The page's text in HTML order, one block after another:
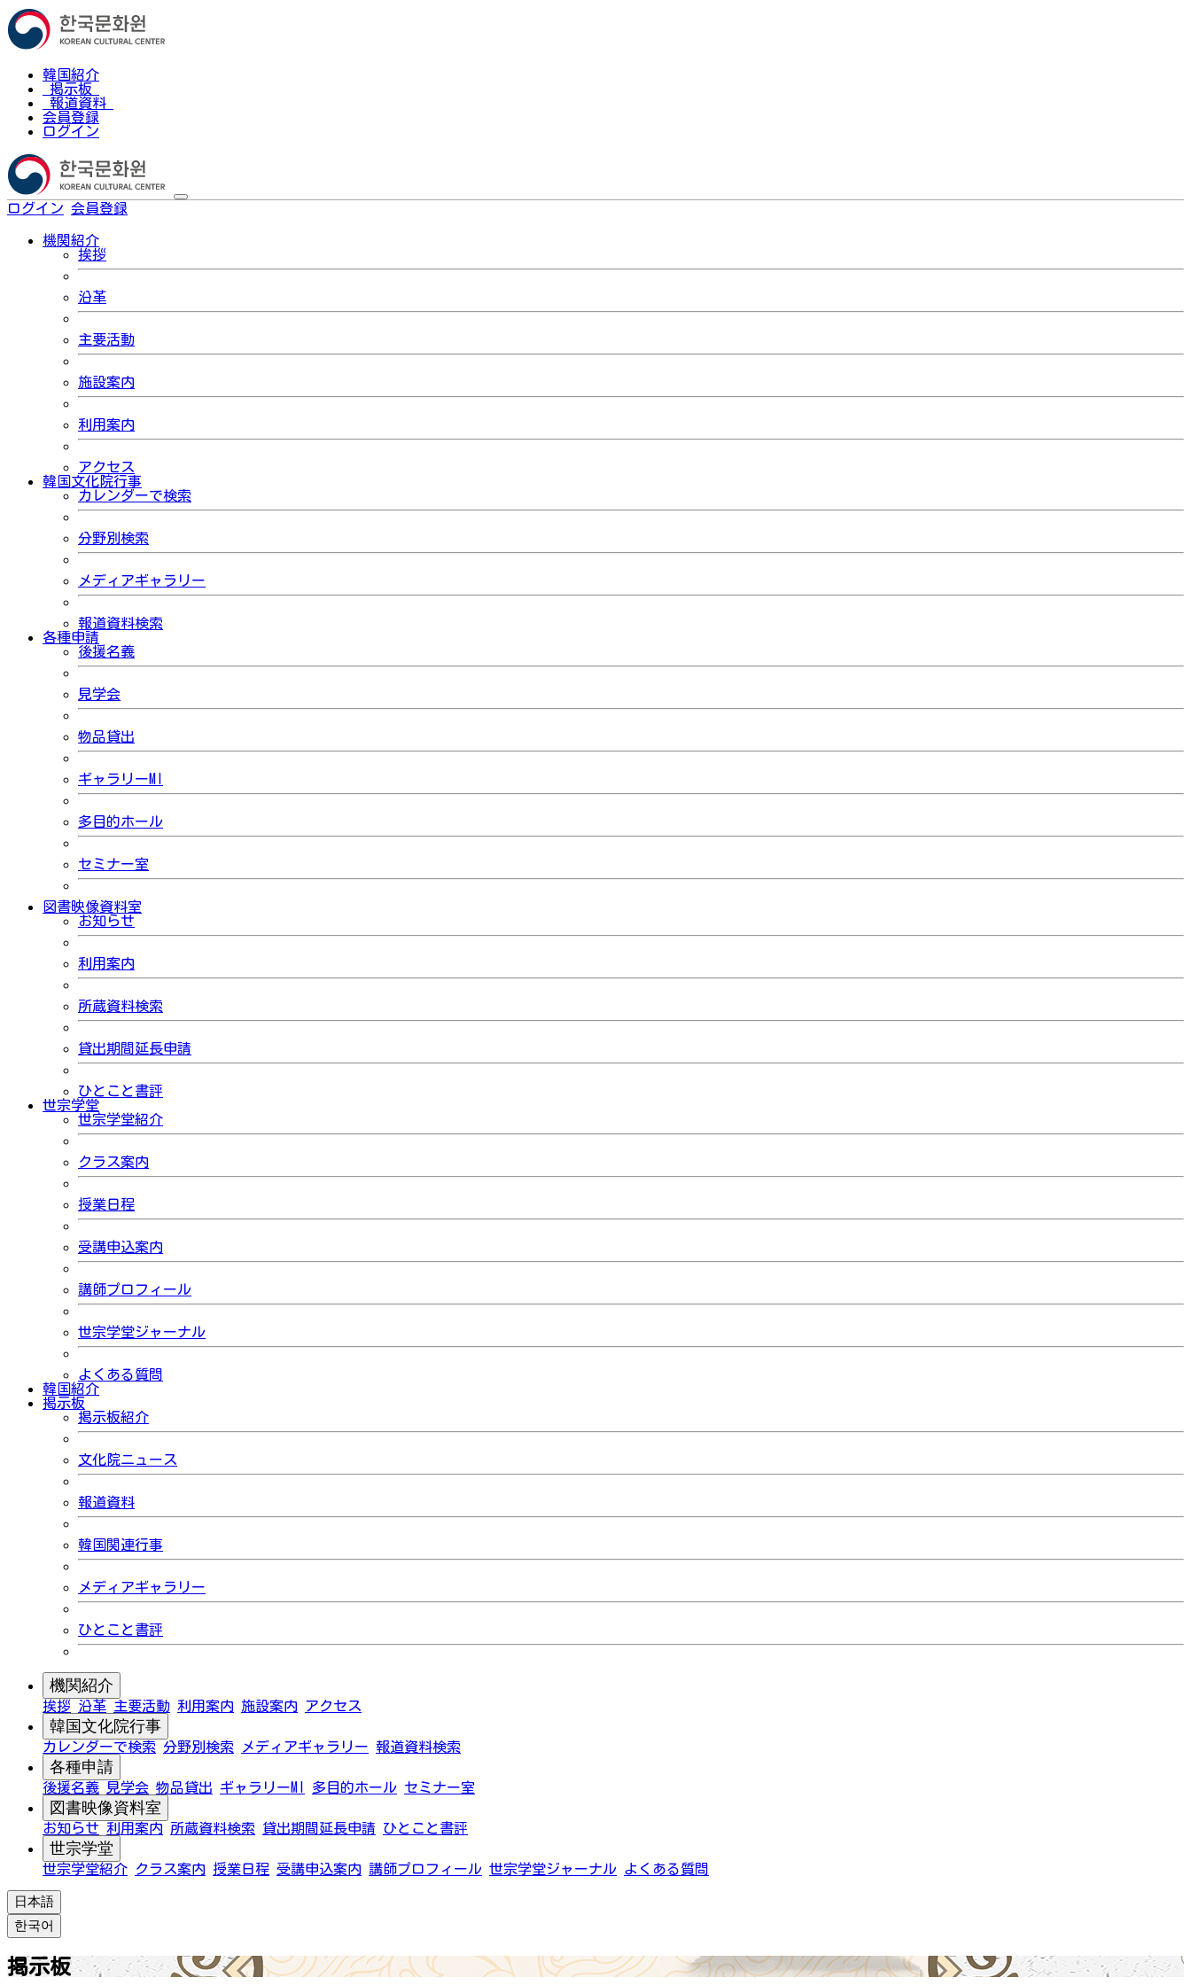
韓国紹介
掲示板
報道資料
会員登録
ログイン
ログイン 会員登録
機関紹介
挨拶
沿革
主要活動
施設案内
利用案内
アクセス
韓国文化院行事
カレンダーで検索
分野別検索
メディアギャラリー
報道資料検索
各種申請
後援名義
見学会
物品貸出
ギャラリーMI
多目的ホール
セミナー室
図書映像資料室
お知らせ
利用案内
所蔵資料検索
貸出期間延長申請
ひとこと書評
世宗学堂
世宗学堂紹介
クラス案内
授業日程
受講申込案内
講師プロフィール
世宗学堂ジャーナル
よくある質問
韓国紹介
掲示板
掲示板紹介
文化院ニュース
報道資料
韓国関連行事
メディアギャラリー
ひとこと書評
機関紹介
挨拶 沿革 主要活動 利用案内 施設案内 アクセス
韓国文化院行事
カレンダーで検索 分野別検索 メディアギャラリー 報道資料検索
各種申請
後援名義 見学会 物品貸出 ギャラリーMI 多目的ホール セミナー室
図書映像資料室
お知らせ 利用案内 所蔵資料検索 貸出期間延長申請 ひとこと書評
世宗学堂
世宗学堂紹介 クラス案内 授業日程 受講申込案内 講師プロフィール 世宗学堂ジャーナル よくある質問
日本語
한국어
掲示板